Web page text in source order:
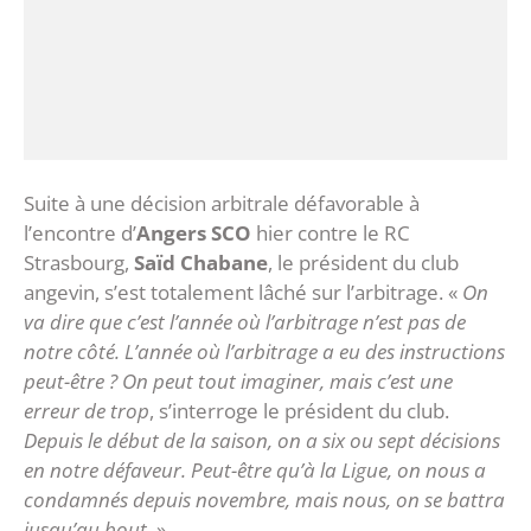
Suite à une décision arbitrale défavorable à
l’encontre d’Angers SCO hier contre le RC
Strasbourg, Saïd Chabane, le président du club
angevin, s’est totalement lâché sur l’arbitrage. « On
va dire que c’est l’année où l’arbitrage n’est pas de
notre côté. L’année où l’arbitrage a eu des instructions
peut-être ? On peut tout imaginer, mais c’est une
erreur de trop, s’interroge le président du club.
Depuis le début de la saison, on a six ou sept décisions
en notre défaveur. Peut-être qu’à la Ligue, on nous a
condamnés depuis novembre, mais nous, on se battra